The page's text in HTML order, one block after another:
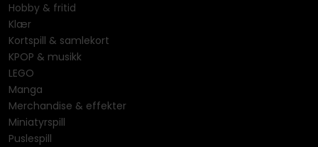
Hobby & fritid
Klær
Kortspill & samlekort
KPOP & musikk
LEGO
Manga
Merchandise & effekter
Miniatyrspill
Puslespill